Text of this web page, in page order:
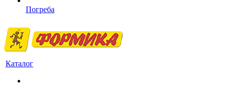
Погреба
Каталог